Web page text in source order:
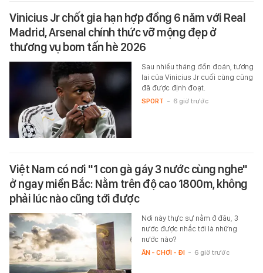
Vinicius Jr chốt gia hạn hợp đồng 6 năm với Real
Madrid, Arsenal chính thức vỡ mộng đẹp ở
thương vụ bom tấn hè 2026
Sau nhiều tháng đồn đoán, tương
lai của Vinicius Jr cuối cùng cũng
đã được định đoạt.
SPORT - 6 giờ trước
Việt Nam có nơi "1 con gà gáy 3 nước cùng nghe"
ở ngay miền Bắc: Nằm trên độ cao 1800m, không
phải lúc nào cũng tới được
Nơi này thực sự nằm ở đâu, 3
nước được nhắc tới là những
nước nào?
ĂN - CHƠI - ĐI - 6 giờ trước